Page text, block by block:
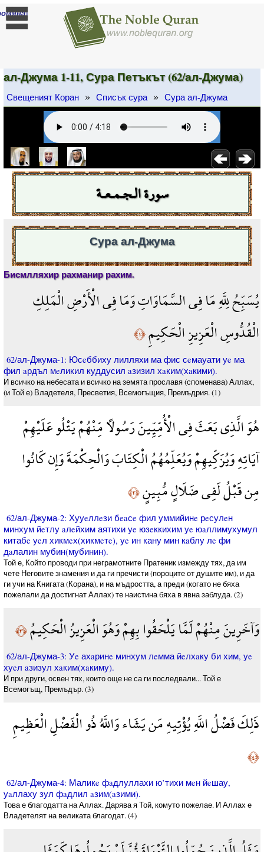
]
ал-Джума 1-11, Сура Петъкът (62/ал-Джума)
Свещеният Коран » Списък сура » Сура ал-Джума
سورة الـجـمـعـة
Сура ал-Джума
Бисмлляхир рахманир рахим.
يُسَبِّحُ لِلَّهِ مَا فِي السَّمَاوَاتِ وَمَا فِي الْأَرْضِ الْمَلِكِ
الْقُدُّوسِ الْعَزِيزِ الْحَكِيمِ﴿١﴾
62/ал-Джума-1: Юсeббиху лилляхи ма фис сeмауати уe ма
фил aрдъл мeликил куддусил aзизил хaким(хaкими).
И всичко на небесата и всичко на земята прославя (споменава) Аллах,
(и Той е) Владетеля, Пресветия, Всемогъщия, Премъдрия. (1)
هُوَ الَّذِي بَعَثَ فِي الْأُمِّيِّينَ رَسُولًا مِّنْهُمْ يَتْلُو عَلَيْهِمْ
آيَاتِهِ وَيُزَكِّيهِمْ وَيُعَلِّمُهُمُ الْكِتَابَ وَالْحِكْمَةَ وَإِن كَانُوا
مِن قَبْلُ لَفِي ضَلَالٍ مُّبِينٍ﴿٢﴾
62/ал-Джума-2: Хууeллeзи бeaсe фил уммийинe рeсулeн
минхум йeтлу aлeйхим аятихи уe юзeккихим уe юaллимухумул
китабe уeл хикмeх(хикмeтe), уe ин кану мин кaблу лe фи
дaлалин мубин(мубинин).
Той е, Който проводи при неграмотните Пратеник измежду тях, да им
чете Неговите знамения и да ги пречисти (пороците от душите им), и да
ги учи на Книгата (Корана), и на мъдростта, а преди (когато не бяха
пожелали да достигнат Аллах) те наистина бяха в явна заблуда. (2)
وَآخَرِينَ مِنْهُمْ لَمَّا يَلْحَقُوا بِهِمْ وَهُوَ الْعَزِيزُ الْحَكِيمُ﴿٣﴾
62/ал-Джума-3: Уe ахaринe минхум лeмма йeлхaку би хим, уe
хуeл aзизул хaким(хaкиму).
И при други, освен тях, които още не са ги последвали... Той е
Всемогъщ, Премъдър. (3)
ذَلِكَ فَضْلُ اللَّهِ يُؤْتِيهِ مَن يَشَاء وَاللَّهُ ذُو الْفَضْلِ الْعَظِيمِ
﴿٤﴾
62/ал-Джума-4: Маликe фaдлуллахи ю’тихи мeн йeшау,
уaллаху зул фaдлил aзим(aзими).
Това е благодатта на Аллах. Дарява я Той, комуто пожелае. И Аллах е
Владетелят на великата благодат. (4)